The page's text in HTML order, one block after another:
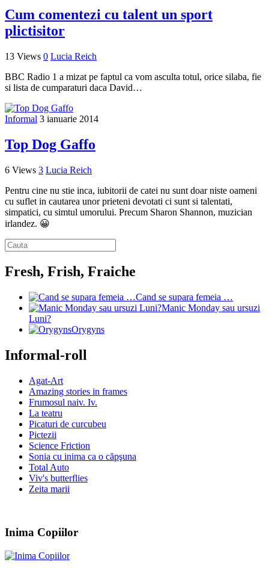
Cum comentezi cu talent un sport
plictisitor
13 Views 0 Lucia Reich
BBC Radio 1 a mizat pe faptul ca vom asculta totul, orice silaba, fie
si lista de cumparaturi daca David…
Informal 3 ianuarie 2014
Top Dog Gaffo
6 Views 3 Lucia Reich
Pentru cine nu stie inca, iubitorii de catei nu sunt doar niste oameni
cu suflet in cautarea unor prieteni devotati ci sunt si talentati,
simpatici, cu simtul umorului. Precum Sharon Shannon, muzician
irlandez. 😀
Fresh, Frish, Fraiche
Cand se supara femeia …
Manic Monday sau ursuzi
Luni?
Orygyns
Informal-roll
Agat-Art
Amazing stories in frames
Frumosul naiv. Iv.
La teatru
Picaturi de curcubeu
Pictezii
Science Friction
Sonia cu inima ca o căpşuna
Total Auto
Viv's butterflies
Zeita marii
Inima Copiilor